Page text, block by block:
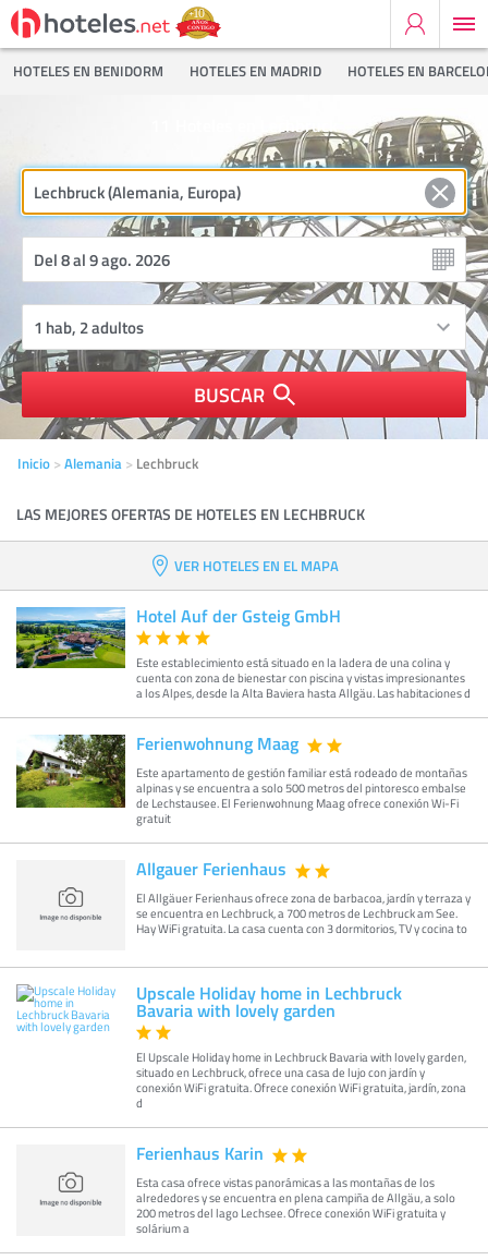
HOTELES EN BENIDORM HOTELES EN MADRID HOTELES EN
Hoteles en Lechbruck
BUSCAR
Inicio Alemania Lechbruck
LAS MEJORES OFERTAS DE HOTELES EN LECHBRUCK
VER HOTELES EN EL MAPA
Hotel Auf der Gsteig GmbH
Este establecimiento está situado en la ladera de una colina y
cuenta con zona de bienestar con piscina y vistas impresionantes
a los Alpes, desde la Alta Baviera hasta Allgäu. Las habitaciones d
Ferienwohnung Maag
Este apartamento de gestión familiar está rodeado de montañas
alpinas y se encuentra a solo 500 metros del pintoresco embalse
de Lechstausee. El Ferienwohnung Maag ofrece conexión Wi-Fi
gratuit
Allgauer Ferienhaus
El Allgäuer Ferienhaus ofrece zona de barbacoa, jardín y terraza y
se encuentra en Lechbruck, a 700 metros de Lechbruck am See.
Hay WiFi gratuita. La casa cuenta con 3 dormitorios, TV y cocina to
Upscale Holiday home in Lechbruck
Bavaria with lovely garden
El Upscale Holiday home in Lechbruck Bavaria with lovely garden,
situado en Lechbruck, ofrece una casa de lujo con jardín y
conexión WiFi gratuita. Ofrece conexión WiFi gratuita, jardín, zona
d
Ferienhaus Karin
Esta casa ofrece vistas panorámicas a las montañas de los
alrededores y se encuentra en plena campiña de Allgäu, a solo
200 metros del lago Lechsee. Ofrece conexión WiFi gratuita y
solárium a